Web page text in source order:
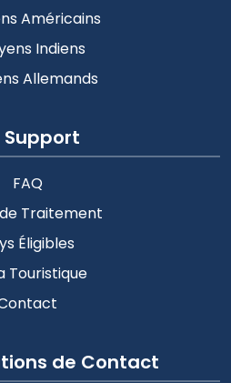
Américains
Indiens
Allemands
Support
FAQ
Traitement
Éligibles
Touristique
de Contact